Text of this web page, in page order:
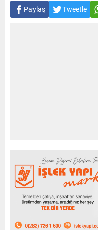
Paylaş Tweetle